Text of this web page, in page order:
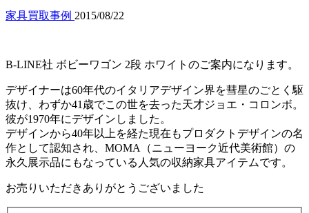
家具買取事例 2015/08/22
B-LINE社 ボビーワゴン 2段 ホワイトのご案内になります。
デザイナーは60年代のイタリアデザイン界を彗星のごとく駆
抜け、わずか41歳でこの世を去った天才ジョエ・コロンボ。
彼が1970年にデザインしました。
デザインから40年以上を経た現在もプロダクトデザインの名
作として認知され、MOMA（ニューヨーク近代美術館）の
永久展示品にもなっている人気の収納家具アイテムです。
お売りいただきありがとうございました